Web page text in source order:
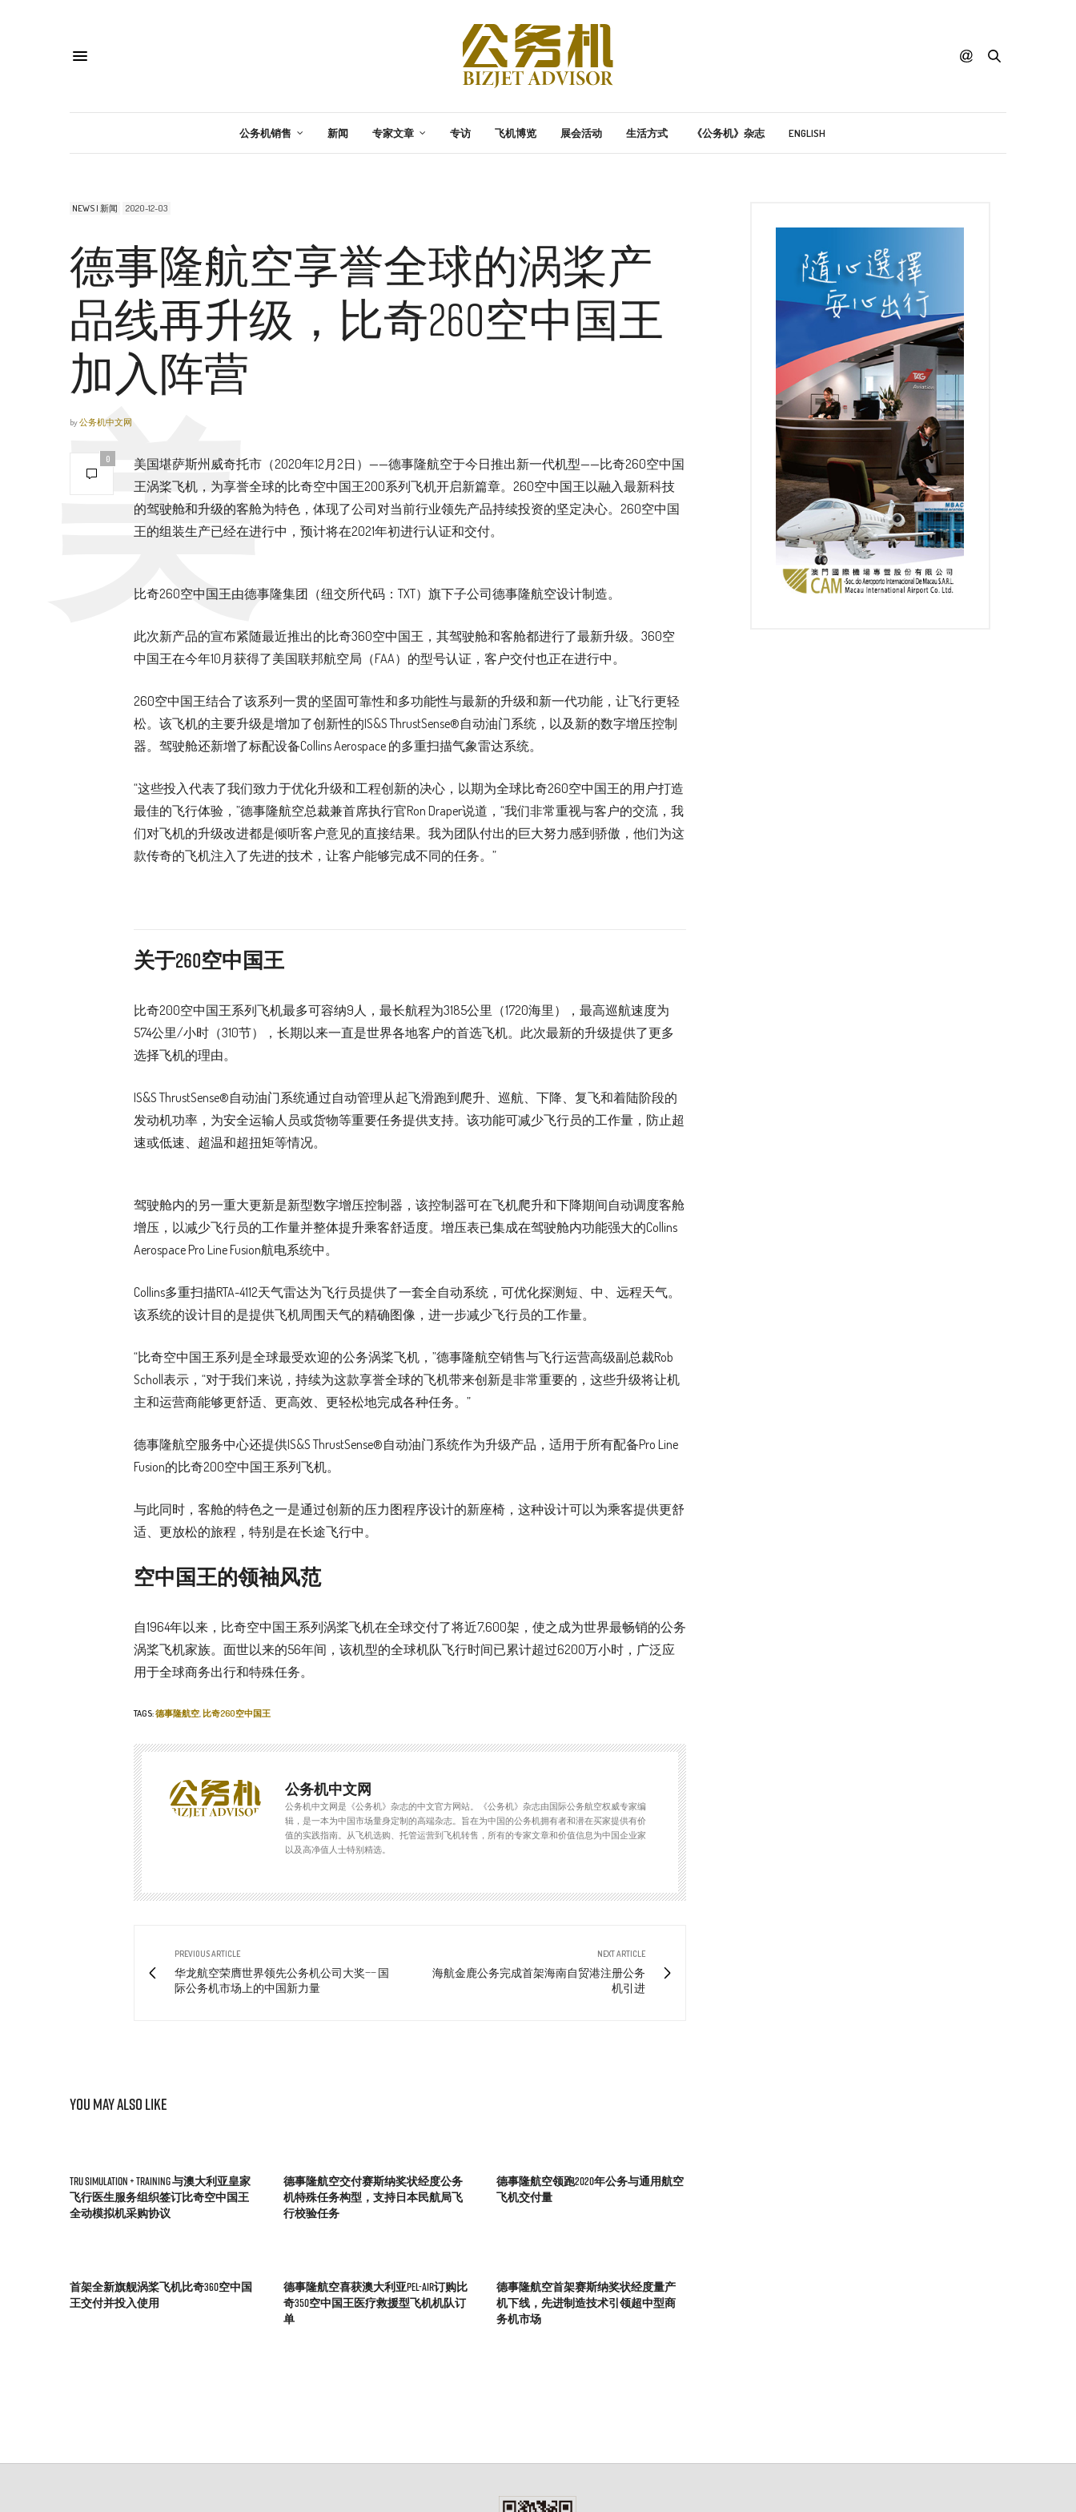
公务机销售 新闻 专家文章 专访 飞机博览 展会活动 生活方式 《公务机》杂志 ENGLISH
NEWS | 新闻 2020-12-03
德事隆航空享誉全球的涡桨产
品线再升级，比奇260空中国王
加入阵营
by公务机中文网
0
美国堪萨斯州威奇托市（2020年12月2日）——德事隆航空于今日推出新一代机型——比奇260空中国
王涡桨飞机，为享誉全球的比奇空中国王200系列飞机开启新篇章。260空中国王以融入最新科技
的驾驶舱和升级的客舱为特色，体现了公司对当前行业领先产品持续投资的坚定决心。260空中国
王的组装生产已经在进行中，预计将在2021年初进行认证和交付。
比奇260空中国王由德事隆集团（纽交所代码：TXT）旗下子公司德事隆航空设计制造。
此次新产品的宣布紧随最近推出的比奇360空中国王，其驾驶舱和客舱都进行了最新升级。360空
中国王在今年10月获得了美国联邦航空局（FAA）的型号认证，客户交付也正在进行中。
260空中国王结合了该系列一贯的坚固可靠性和多功能性与最新的升级和新一代功能，让飞行更轻
松。该飞机的主要升级是增加了创新性的IS&S ThrustSense®自动油门系统，以及新的数字增压控制
器。驾驶舱还新增了标配设备Collins Aerospace 的多重扫描气象雷达系统。
“这些投入代表了我们致力于优化升级和工程创新的决心，以期为全球比奇260空中国王的用户打造
最佳的飞行体验，”德事隆航空总裁兼首席执行官Ron Draper说道，“我们非常重视与客户的交流，我
们对飞机的升级改进都是倾听客户意见的直接结果。我为团队付出的巨大努力感到骄傲，他们为这
款传奇的飞机注入了先进的技术，让客户能够完成不同的任务。”
关于260空中国王
比奇200空中国王系列飞机最多可容纳9人，最长航程为3185公里（1720海里），最高巡航速度为
574公里/小时（310节），长期以来一直是世界各地客户的首选飞机。此次最新的升级提供了更多
选择飞机的理由。
IS&S ThrustSense®自动油门系统通过自动管理从起飞滑跑到爬升、巡航、下降、复飞和着陆阶段的
发动机功率，为安全运输人员或货物等重要任务提供支持。该功能可减少飞行员的工作量，防止超
速或低速、超温和超扭矩等情况。
驾驶舱内的另一重大更新是新型数字增压控制器，该控制器可在飞机爬升和下降期间自动调度客舱
增压，以减少飞行员的工作量并整体提升乘客舒适度。增压表已集成在驾驶舱内功能强大的Collins
Aerospace Pro Line Fusion航电系统中。
Collins多重扫描RTA-4112天气雷达为飞行员提供了一套全自动系统，可优化探测短、中、远程天气。
该系统的设计目的是提供飞机周围天气的精确图像，进一步减少飞行员的工作量。
“比奇空中国王系列是全球最受欢迎的公务涡桨飞机，”德事隆航空销售与飞行运营高级副总裁Rob
Scholl表示，“对于我们来说，持续为这款享誉全球的飞机带来创新是非常重要的，这些升级将让机
主和运营商能够更舒适、更高效、更轻松地完成各种任务。”
德事隆航空服务中心还提供IS&S ThrustSense®自动油门系统作为升级产品，适用于所有配备Pro Line
Fusion的比奇200空中国王系列飞机。
与此同时，客舱的特色之一是通过创新的压力图程序设计的新座椅，这种设计可以为乘客提供更舒
适、更放松的旅程，特别是在长途飞行中。
空中国王的领袖风范
自1964年以来，比奇空中国王系列涡桨飞机在全球交付了将近7,600架，使之成为世界最畅销的公务
涡桨飞机家族。面世以来的56年间，该机型的全球机队飞行时间已累计超过6200万小时，广泛应
用于全球商务出行和特殊任务。
TAGS:德事隆航空, 比奇260空中国王
公务机中文网
公务机中文网是《公务机》杂志的中文官方网站。《公务机》杂志由国际公务航空权威专家编
辑，是一本为中国市场量身定制的高端杂志。旨在为中国的公务机拥有者和潜在买家提供有价
值的实践指南。从飞机选购、托管运营到飞机转售，所有的专家文章和价值信息为中国企业家
以及高净值人士特别精选。
PREVIOUS ARTICLE
华龙航空荣膺世界领先公务机公司大奖—— 国
际公务机市场上的中国新力量
NEXT ARTICLE
海航金鹿公务完成首架海南自贸港注册公务
机引进
You May Also Like
TRU Simulation + Training 与澳大利亚皇家
飞行医生服务组织签订比奇空中国王
全动模拟机采购协议
德事隆航空交付赛斯纳奖状经度公务
机特殊任务构型，支持日本民航局飞
行校验任务
德事隆航空领跑2020年公务与通用航空
飞机交付量
首架全新旗舰涡桨飞机比奇360空中国
王交付并投入使用
德事隆航空喜获澳大利亚Pel-Air订购比
奇350空中国王医疗救援型飞机机队订
单
德事隆航空首架赛斯纳奖状经度量产
机下线，先进制造技术引领超中型商
务机市场